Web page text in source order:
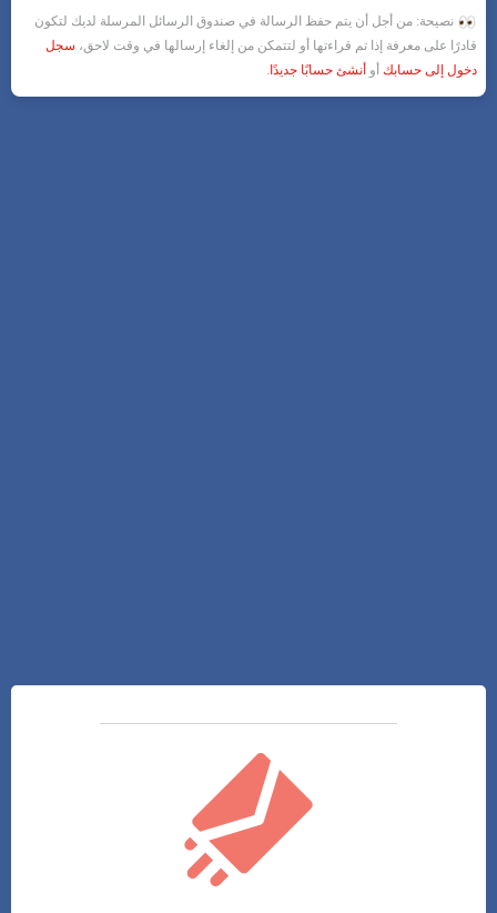
نصيحة: من أجل أن يتم حفظ الرسالة في صندوق الرسائل المرسلة لديك لتكون
قادرًا على معرفة إذا تم قراءتها أو لتتمكن من إلغاء إرسالها في وقت لاحق، سجل
دخول إلى حسابك أو أنشئ حسابًا جديدًا .